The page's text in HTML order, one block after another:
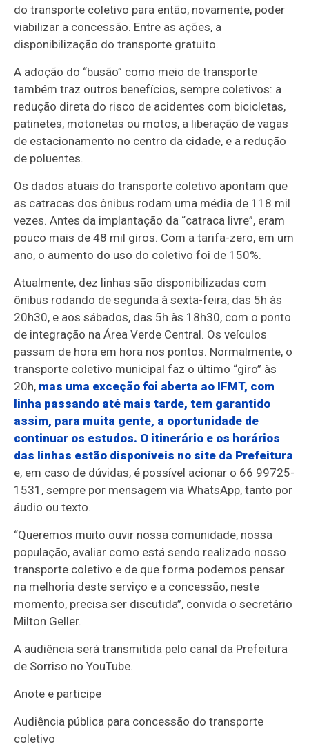
do transporte coletivo para então, novamente, poder
viabilizar a concessão. Entre as ações, a
disponibilização do transporte gratuito.
A adoção do “busão” como meio de transporte
também traz outros benefícios, sempre coletivos: a
redução direta do risco de acidentes com bicicletas,
patinetes, motonetas ou motos, a liberação de vagas
de estacionamento no centro da cidade, e a redução
de poluentes.
Os dados atuais do transporte coletivo apontam que
as catracas dos ônibus rodam uma média de 118 mil
vezes. Antes da implantação da “catraca livre”, eram
pouco mais de 48 mil giros. Com a tarifa-zero, em um
ano, o aumento do uso do coletivo foi de 150%.
Atualmente, dez linhas são disponibilizadas com
ônibus rodando de segunda à sexta-feira, das 5h às
20h30, e aos sábados, das 5h às 18h30, com o ponto
de integração na Área Verde Central. Os veículos
passam de hora em hora nos pontos. Normalmente, o
transporte coletivo municipal faz o último “giro” às
20h, mas uma exceção foi aberta ao IFMT, com
linha passando até mais tarde, tem garantido
assim, para muita gente, a oportunidade de
continuar os estudos. O itinerário e os horários
das linhas estão disponíveis no site da Prefeitura
e, em caso de dúvidas, é possível acionar o 66 99725-
1531, sempre por mensagem via WhatsApp, tanto por
áudio ou texto.
“Queremos muito ouvir nossa comunidade, nossa
população, avaliar como está sendo realizado nosso
transporte coletivo e de que forma podemos pensar
na melhoria deste serviço e a concessão, neste
momento, precisa ser discutida”, convida o secretário
Milton Geller.
A audiência será transmitida pelo canal da Prefeitura
de Sorriso no YouTube.
Anote e participe
Audiência pública para concessão do transporte
coletivo